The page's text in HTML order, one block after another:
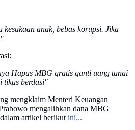
anak, bebas korupsi. Jika
Hapus MBG gratis ganti uang tunai
tikus berdasi"
mengklaim Menteri Keuangan
mengalihkan dana MBG
artikel berikutini...